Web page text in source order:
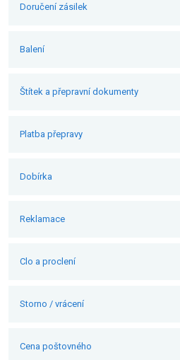
Doručení zásilek
Balení
Štítek a přepravní dokumenty
Platba přepravy
Dobírka
Reklamace
Clo a proclení
Storno / vrácení
Cena poštovného